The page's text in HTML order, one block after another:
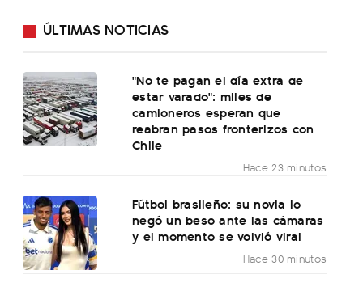
ÚLTIMAS NOTICIAS
"No te pagan el día extra de
estar varado": miles de
camioneros esperan que
reabran pasos fronterizos con
Chile
Hace 23 minutos
Fútbol brasileño: su novia lo
negó un beso ante las cámaras
y el momento se volvió viral
Hace 30 minutos